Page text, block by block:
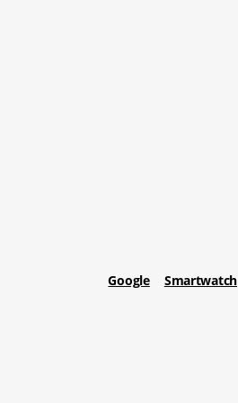
Google Smartwatch